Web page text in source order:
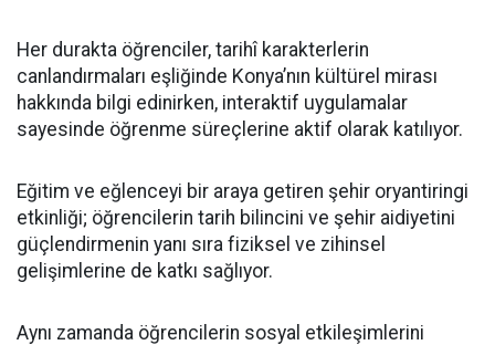
Her durakta öğrenciler, tarihî karakterlerin
canlandırmaları eşliğinde Konya’nın kültürel mirası
hakkında bilgi edinirken, interaktif uygulamalar
sayesinde öğrenme süreçlerine aktif olarak katılıyor.
Eğitim ve eğlenceyi bir araya getiren şehir oryantiringi
etkinliği; öğrencilerin tarih bilincini ve şehir aidiyetini
güçlendirmenin yanı sıra fiziksel ve zihinsel
gelişimlerine de katkı sağlıyor.
Aynı zamanda öğrencilerin sosyal etkileşimlerini